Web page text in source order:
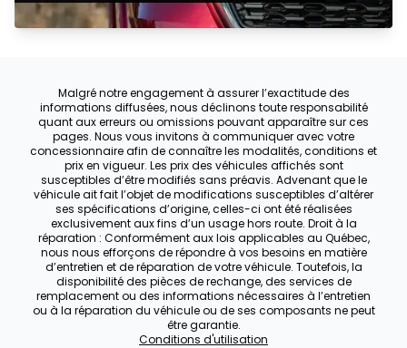
Malgré notre engagement à assurer l’exactitude des
informations diffusées, nous déclinons toute responsabilité
quant aux erreurs ou omissions pouvant apparaître sur ces
pages. Nous vous invitons à communiquer avec votre
concessionnaire afin de connaître les modalités, conditions et
prix en vigueur. Les prix des véhicules affichés sont
susceptibles d’être modifiés sans préavis. Advenant que le
véhicule ait fait l’objet de modifications susceptibles d’altérer
ses spécifications d’origine, celles-ci ont été réalisées
exclusivement aux fins d’un usage hors route. Droit à la
réparation : Conformément aux lois applicables au Québec,
nous nous efforçons de répondre à vos besoins en matière
d’entretien et de réparation de votre véhicule. Toutefois, la
disponibilité des pièces de rechange, des services de
remplacement ou des informations nécessaires à l’entretien
ou à la réparation du véhicule ou de ses composants ne peut
être garantie.
Conditions d'utilisation